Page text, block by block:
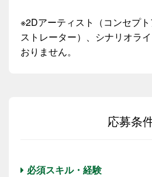
※2Dアーティスト（コンセプ
ストレーター）、シナリオラ
おりません。
応募条
必須スキル・経験